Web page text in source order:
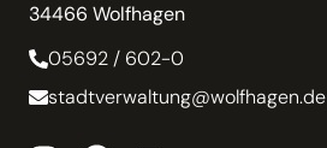
34466 Wolfhagen
05692 / 602-0
stadtverwaltung@wolfhagen.de